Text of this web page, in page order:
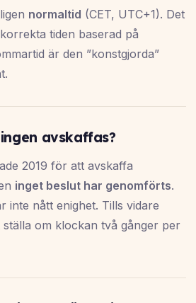
normaltid (CET, UTC+1). Det
tiden baserad på
är den ”konstgjorda”
avskaffas?
2019 för att avskaffa
inget beslut har genomförts.
inte nått enighet. Tills vidare
om klockan två gånger per